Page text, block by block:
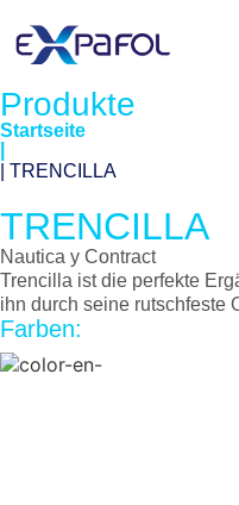
Produkte
Startseite
| TRENCILLA
TRENCILLA
Nautica y Contract
Trencilla ist die perfekte
ihn durch seine rutschfeste
Farben: